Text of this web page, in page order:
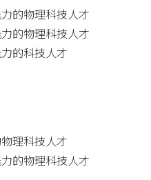
的物理科技人才
的物理科技人才
的科技人才
理科技人才
的物理科技人才